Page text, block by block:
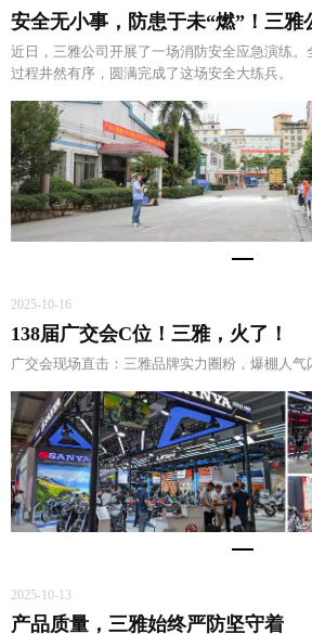
近日，三雅公司开展了一场消防安全应急演练。
过程井然有序，圆满完成了这场安全大练兵。
2025-10-16
138届广交会C位！三雅，火了！
广交会现场直击：三雅品牌实力圈粉，爆棚人气
2025-10-13
产品质量，三雅始终严防坚守着